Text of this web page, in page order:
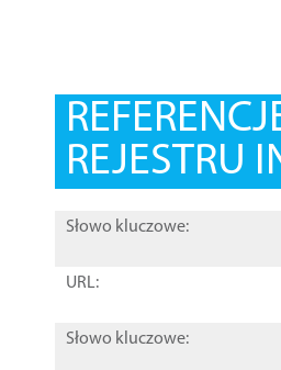
REJESTRU
Słowo kluczowe:
URL:
Słowo kluczowe: